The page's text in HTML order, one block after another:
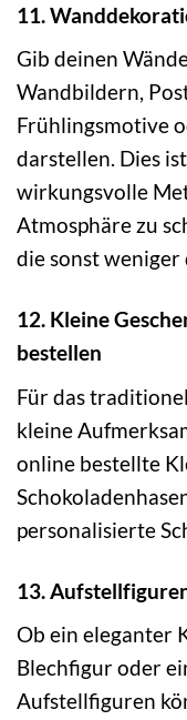
11.
Gib deinen
Wandbildern,
Frühlingsmotive
darstellen. Dies
wirkungsvolle
Atmosphäre zu
die sonst
12. Kleine
bestellen
Für das
kleine
online bestellte
personalisierte
13.
Ob ein eleganter
Blechfigur oder
Aufstellfiguren